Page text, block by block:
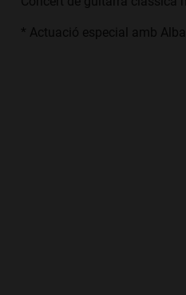
* Actuació especial amb